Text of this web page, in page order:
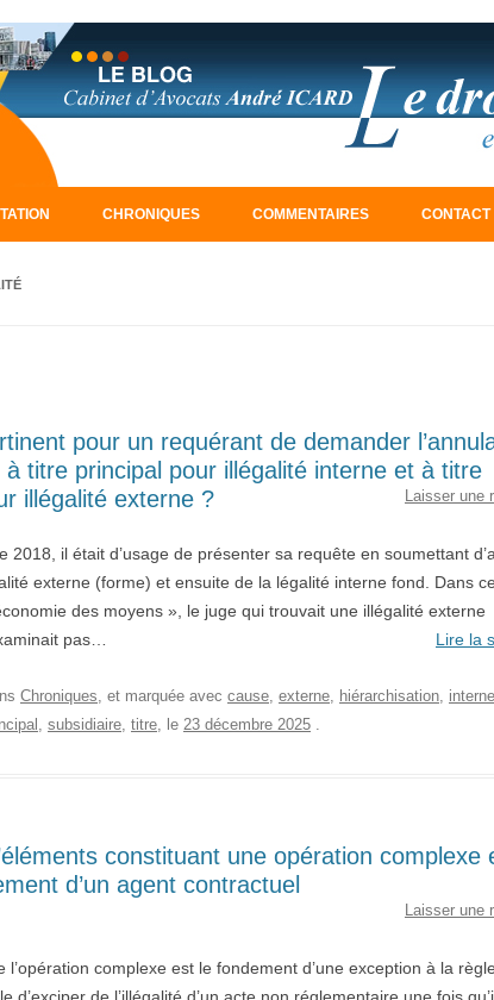
CHRONIQUES COMMENTAIRES CONTACT
pour un requérant de demander
à titre principal pour illégalité interne et à titre
illégalité externe ?
Laisser une
2018, il était d’usage de présenter sa requête en soumettant
externe (forme) et ensuite de la légalité interne fond. Dans ce
des moyens », le juge qui trouvait une illégalité externe
pas…
Lire la
Chroniques, et marquée avec cause, externe, hiérarchisation, interne
, subsidiaire, titre, le 23 décembre 2025 .
constituant une opération complexe
d’un agent contractuel
Laisser une
l’opération complexe est le fondement d’une exception à la